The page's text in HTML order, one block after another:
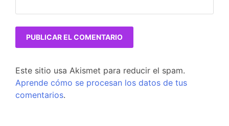
Este sitio usa Akismet para reducir el spam.
Aprende cómo se procesan los datos de tus
comentarios.